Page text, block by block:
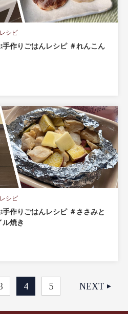
シピ
作りごはんレシピ ＃れんこん
シピ
作りごはんレシピ ＃ささみと
ル焼き
4 5 NEXT